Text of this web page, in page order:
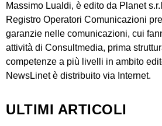
Massimo Lualdi, è edito da Planet
Registro Operatori Comunicazioni
garanzie nelle comunicazioni, cui
attività di Consultmedia, prima
competenze a più livelli in ambito
NewsLinet è distribuito via Internet.
ULTIMI ARTICOLI